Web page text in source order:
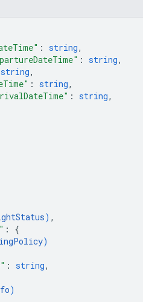
: string,
: string,
string,
: string,
: string,
) ,
: {
)
: string,
)